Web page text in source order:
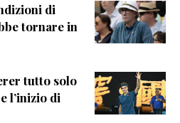
di
tornare in
tutto solo
l’inizio di